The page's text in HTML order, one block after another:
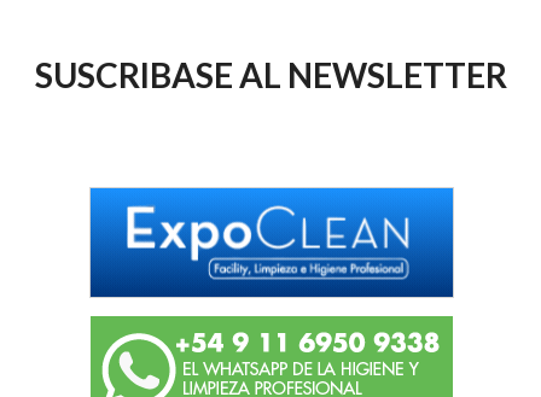
SUSCRIBASE AL NEWSLETTER